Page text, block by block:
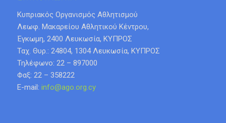
Κυπριακός Οργανισμός Αθλητισμού
Λεωφ. Μακαρείου Αθλητικού Κέντρου,
Έγκωμη, 2400 Λευκωσία, ΚΥΠΡΟΣ
Ταχ. Θυρ.: 24804, 1304 Λευκωσία, ΚΥΠΡΟΣ
Τηλέφωνο: 22 – 897000
Φαξ: 22 – 358222
E-mail: info@ago.org.cy